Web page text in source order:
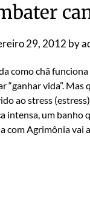
29, 2012 by
como chã
“ganhar vida”.
ao stress
intensa, um banho
com Agrimônia